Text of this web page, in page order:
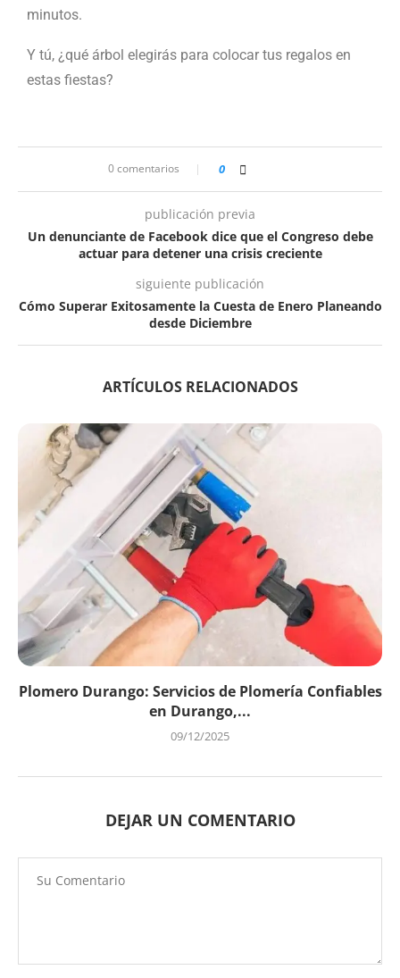
minutos.
Y tú, ¿qué árbol elegirás para colocar tus regalos en
estas fiestas?
0 comentarios 0
publicación previa
Un denunciante de Facebook dice que el Congreso debe
actuar para detener una crisis creciente
siguiente publicación
Cómo Superar Exitosamente la Cuesta de Enero Planeando
desde Diciembre
ARTÍCULOS RELACIONADOS
Plomero Durango: Servicios de Plomería Confiables
en Durango,...
09/12/2025
DEJAR UN COMENTARIO